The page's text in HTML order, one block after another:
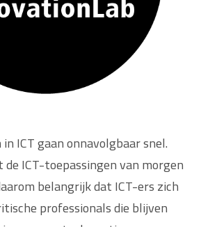
ICT gaan onnavolgbaar snel.
ICT-toepassingen van morgen
belangrijk dat ICT-ers zich
professionals die blijven